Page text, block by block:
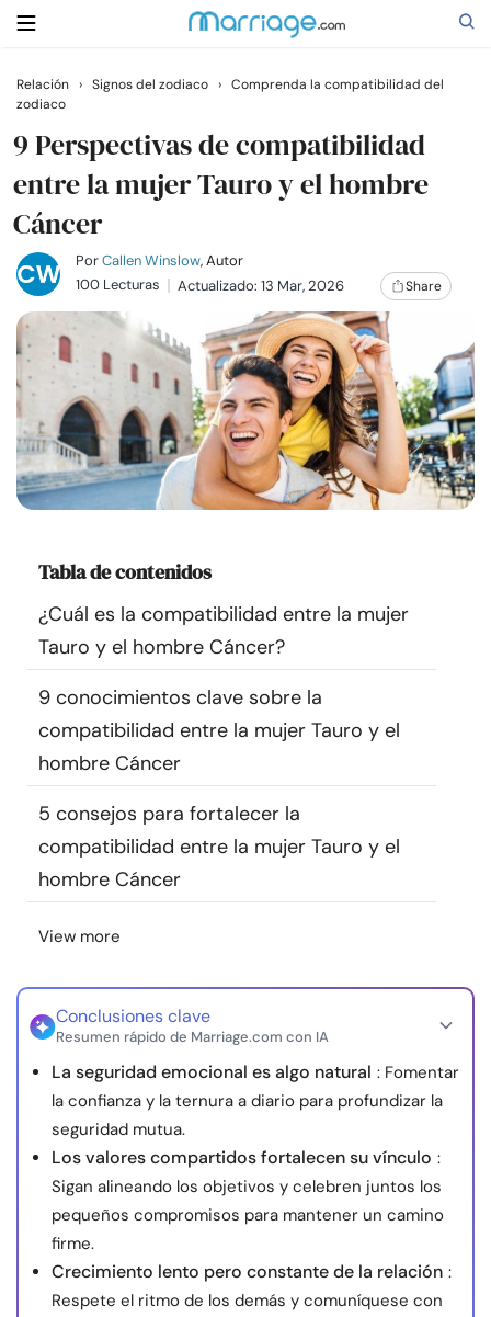
Buscar
Casarse
Relaciones
Familia
Ayuda
Cursos
Recursos
Comunidad
Encuentra un terapeuta
Idioma
Sobre nosotros Contáctanos Escríbenos
Publicidad con
nosotros
© Copyright 2026. Todos los derechos reservados.
Relación › Signos del zodiaco › Comprenda la compatibilidad del
zodiaco
9 Perspectivas de compatibilidad
entre la mujer Tauro y el hombre
Cáncer
PorCallen Winslow, Autor
100 Lecturas
Actualizado: 13 Mar, 2026 Share
Tabla de contenidos
¿Cuál es la compatibilidad entre la mujer
Tauro y el hombre Cáncer?
9 conocimientos clave sobre la
compatibilidad entre la mujer Tauro y el
hombre Cáncer
5 consejos para fortalecer la
compatibilidad entre la mujer Tauro y el
hombre Cáncer
View more
Conclusiones clave
Resumen rápido de Marriage.com con IA
La seguridad emocional es algo natural : Fomentar
la confianza y la ternura a diario para profundizar la
seguridad mutua.
Los valores compartidos fortalecen su vínculo :
Sigan alineando los objetivos y celebren juntos los
pequeños compromisos para mantener un camino
firme.
Crecimiento lento pero constante de la relación :
Respete el ritmo de los demás y comuníquese con